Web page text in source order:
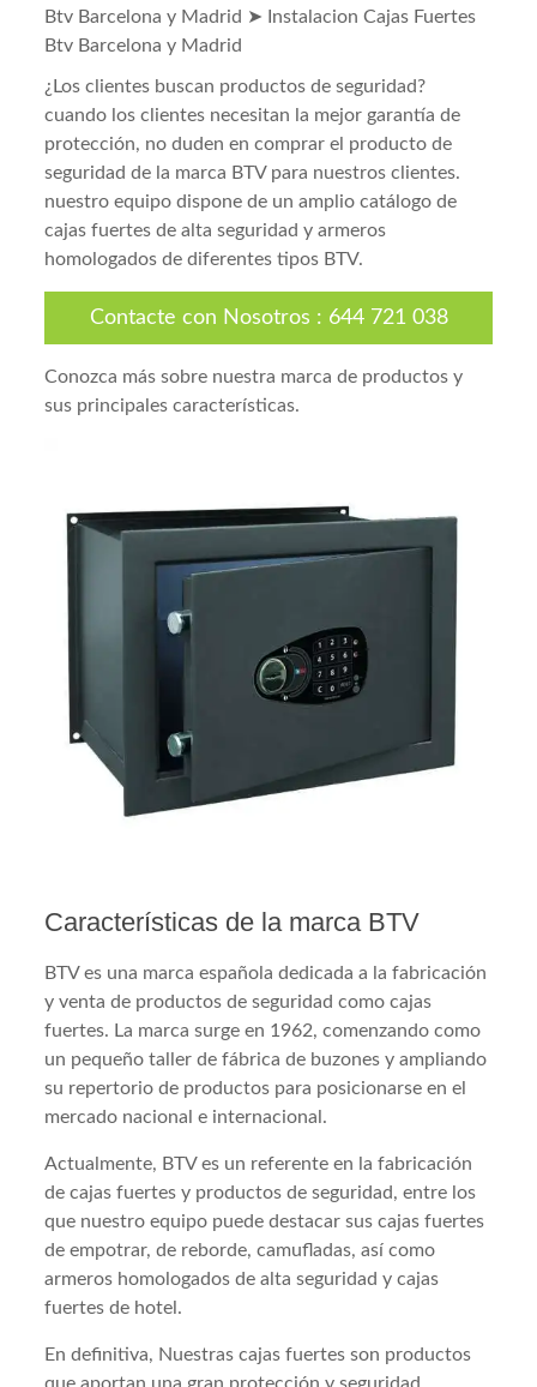
Btv Barcelona y Madrid ➤ Instalacion Cajas Fuertes
Btv Barcelona y Madrid
¿Los clientes buscan productos de seguridad?
cuando los clientes necesitan la mejor garantía de
protección, no duden en comprar el producto de
seguridad de la marca BTV para nuestros clientes.
nuestro equipo dispone de un amplio catálogo de
cajas fuertes de alta seguridad y armeros
homologados de diferentes tipos BTV.
Contacte con Nosotros : 644 721 038
Conozca más sobre nuestra marca de productos y
sus principales características.
Características de la marca BTV
BTV es una marca española dedicada a la fabricación
y venta de productos de seguridad como cajas
fuertes. La marca surge en 1962, comenzando como
un pequeño taller de fábrica de buzones y ampliando
su repertorio de productos para posicionarse en el
mercado nacional e internacional.
Actualmente, BTV es un referente en la fabricación
de cajas fuertes y productos de seguridad, entre los
que nuestro equipo puede destacar sus cajas fuertes
de empotrar, de reborde, camufladas, así como
armeros homologados de alta seguridad y cajas
fuertes de hotel.
En definitiva, Nuestras cajas fuertes son productos
que aportan una gran protección y seguridad.